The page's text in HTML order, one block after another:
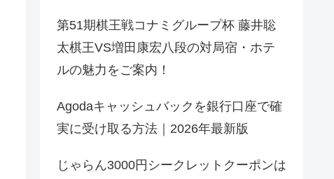
第51期棋王戦コナミグループ杯 藤井聡
太棋王VS増田康宏八段の対局宿・ホテ
ルの魅力をご案内！
Agodaキャッシュバックを銀行口座で確
実に受け取る方法｜2026年最新版
じゃらん3000円シークレットクーポンは